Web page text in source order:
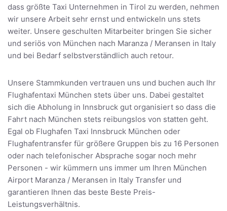
dass größte Taxi Unternehmen in Tirol zu werden, nehmen
wir unsere Arbeit sehr ernst und entwickeln uns stets
weiter. Unsere geschulten Mitarbeiter bringen Sie sicher
und seriös von München nach Maranza / Meransen in Italy
und bei Bedarf selbstverständlich auch retour.
Unsere Stammkunden vertrauen uns und buchen auch Ihr
Flughafentaxi München stets über uns. Dabei gestaltet
sich die Abholung in Innsbruck gut organisiert so dass die
Fahrt nach München stets reibungslos von statten geht.
Egal ob Flughafen Taxi Innsbruck München oder
Flughafentransfer für größere Gruppen bis zu 16 Personen
oder nach telefonischer Absprache sogar noch mehr
Personen - wir kümmern uns immer um Ihren München
Airport Maranza / Meransen in Italy Transfer und
garantieren Ihnen das beste Beste Preis-
Leistungsverhältnis.